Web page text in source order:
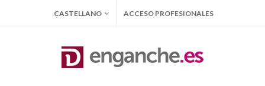
CASTELLANO ACCESO PROFESIONALES